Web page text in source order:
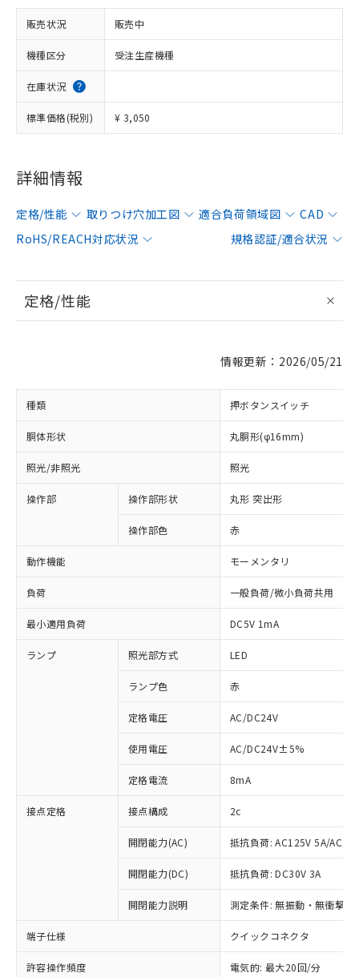
販売状況 販売中
機種区分 受注生産機種
在庫状況
標準価格(税別) ¥ 3,050
詳細情報
定格/性能 取りつけ穴加工図 適合負荷領域図
CAD
RoHS/REACH対応状況
規格認証/適合状況
定格/性能
情報更新：2026/05/21
種類 押ボタンスイッチ
胴体形状 丸胴形(φ16mm)
照光/非照光 照光
操作部 操作部形状 丸形 突出形
操作部色 赤
動作機能 モーメンタリ
負荷 一般負荷/微小負荷共用
最小適用負荷 DC5V 1mA
ランプ 照光部方式 LED
ランプ色 赤
定格電圧 AC/DC24V
使用電圧 AC/DC24V±5%
定格電流 8mA
接点定格 接点構成 2c
開閉能力(AC) 抵抗負荷: AC125V 5A/
開閉能力(DC) 抵抗負荷: DC30V 3A
開閉能力説明 測定条件: 無振動・無衝撃
端子仕様 クイックコネクタ
許容操作頻度
電気的: 最大20回/分
対応済み：EU RoHS指令（10物質）の